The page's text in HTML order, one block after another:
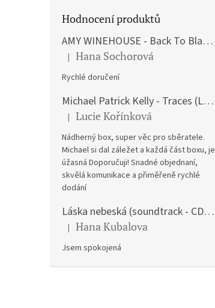
Hodnocení produktů
AMY WINEHOUSE - Back To Black (LP)
The product rating is 5 out of 5 stars.
| Hana Sochorová
Rychlé doručení
Michael Patrick Kelly - Traces (Limited Edition) (Premium Box-Set) (LP)
The product rating is 5 out of 5 stars.
| Lucie Kořínková
Nádherný box, super věc pro sběratele.
Michael si dal záležet a každá část boxu, je
úžasná Doporučuji! Snadné objednaní,
skvělá komunikace a přiměřeně rychlé
dodání
Láska nebeská (soundtrack - CD) Love Actually
The product rating is 5 out of 5 stars.
| Hana Kubalova
Jsem spokojená